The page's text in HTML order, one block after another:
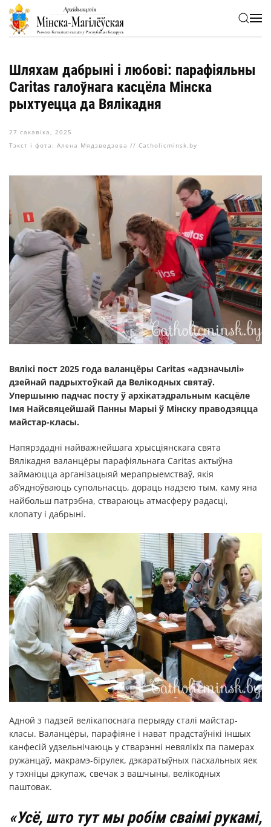
Skip to main content
Шляхам дабрыні і любові: парафіяльны
Caritas галоўнага касцёла Мінска
рыхтуецца да Вялікадня
27 сакавіка, 2025
Тэкст і фота: Алена Мядзведзева // Catholicminsk.by
Вялікі пост 2025 года валанцёры Caritas «адзначылі»
дзейнай падрыхтоўкай да Велікодных святаў.
Упершыню падчас посту ў архікатэдральным касцёле
Імя Найсвяцейшай Панны Марыі ў Мінску праводзяцца
майстар-класы.
Напярэдадні найважнейшага хрысціянскага свята
Вялікадня валанцёры парафіяльнага Caritas актыўна
займаюцца арганізацыяй мерапрыемстваў, якія
аб’ядноўваюць супольнасць, дораць надзею тым, каму яна
найбольш патрэбна, ствараюць атмасферу радасці,
клопату і дабрыні.
Адной з падзей велікапоснага перыяду сталі майстар-
класы. Валанцёры, парафіяне і нават прадстаўнікі іншых
канфесій удзельнічаюць у стварэнні невялікіх па памерах
ружанцаў, макрамэ-бірулек, дэкаратыўных пасхальных яек
у тэхніцы дэкупаж, свечак з вашчыны, велікодных
паштовак.
«Усё, што тут мы робім сваімі рукамі,